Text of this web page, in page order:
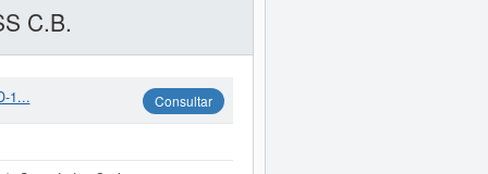
C.B.
1... Consultar